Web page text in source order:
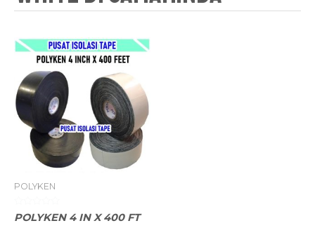
POLYKEN
Dinilai
0
POLYKEN 4 IN X 400 FT